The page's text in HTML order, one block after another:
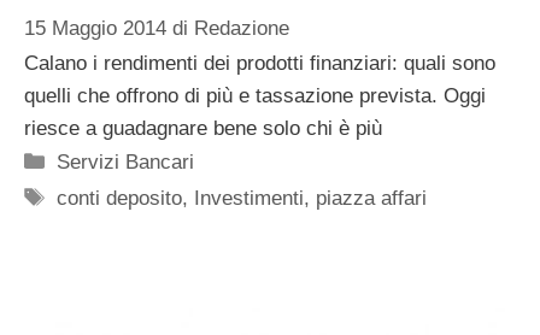
15 Maggio 2014 di Redazione
Calano i rendimenti dei prodotti finanziari: quali sono
quelli che offrono di più e tassazione prevista. Oggi
riesce a guadagnare bene solo chi è più
Categorie
Servizi Bancari
Tag
conti deposito, Investimenti, piazza affari